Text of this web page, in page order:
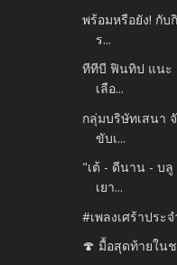
พร้อมหรือยัง! กับ
ร...
ทีทีบี ฟินทิป แนะ
เลือ...
กลุ่มบริษัทเสนา
ขับเ...
"เต้ - ดีนาน - บ
เยา...
#เพลงเศร้าประ
🍄 มื้อสุดท้ายใน